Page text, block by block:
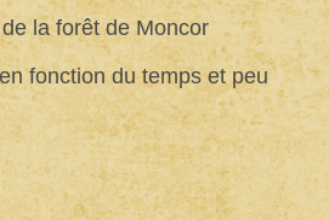
la forêt de Moncor
fonction du temps et peu